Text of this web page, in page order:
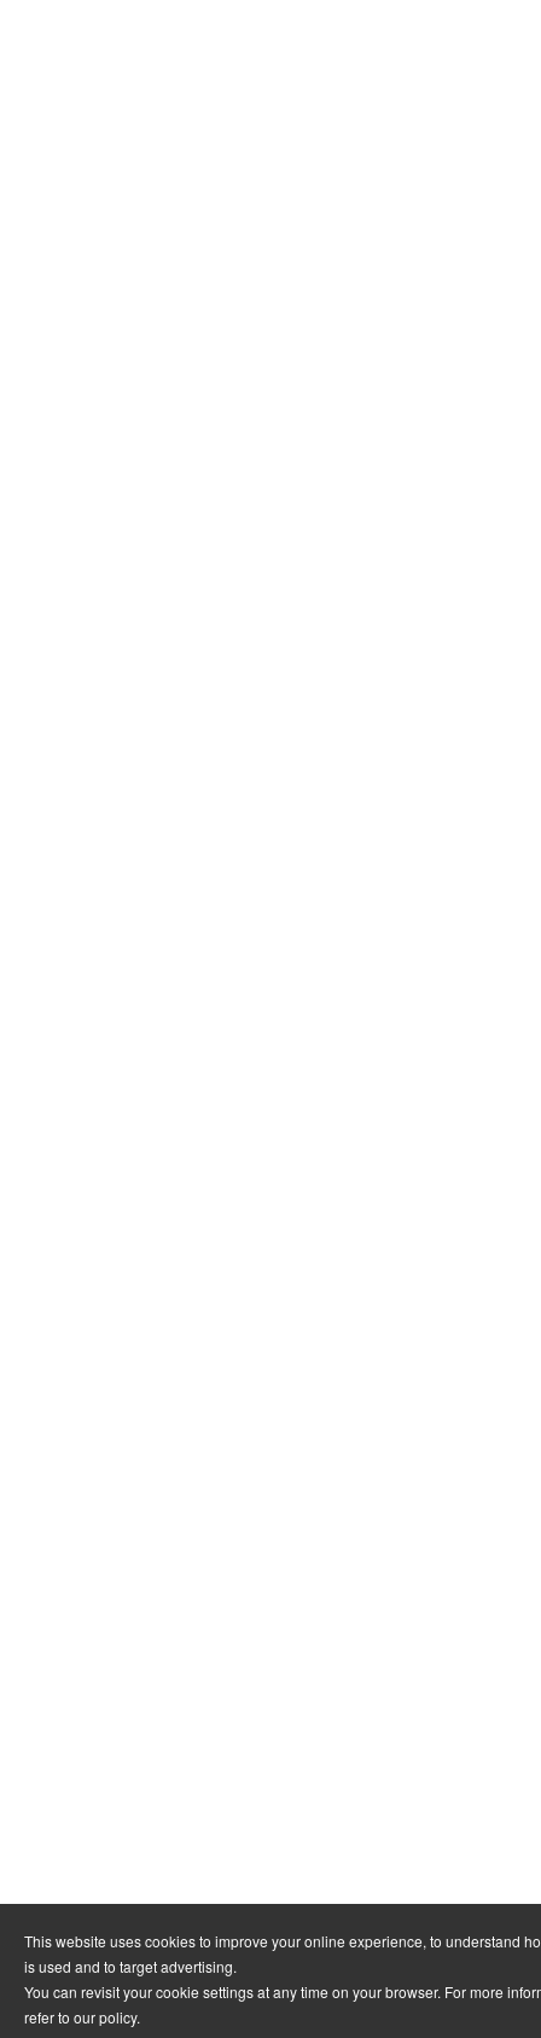
This website uses cookies to improve your online experience, to understand
is used and to target advertising.
You can revisit your cookie settings at any time on your browser. For more
refer to our policy.